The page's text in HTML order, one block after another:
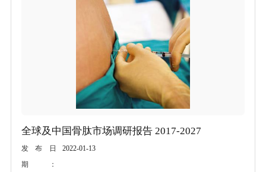
全球及中国骨肽市场调研报告 2017-2027
发布日
期：
2022-01-13